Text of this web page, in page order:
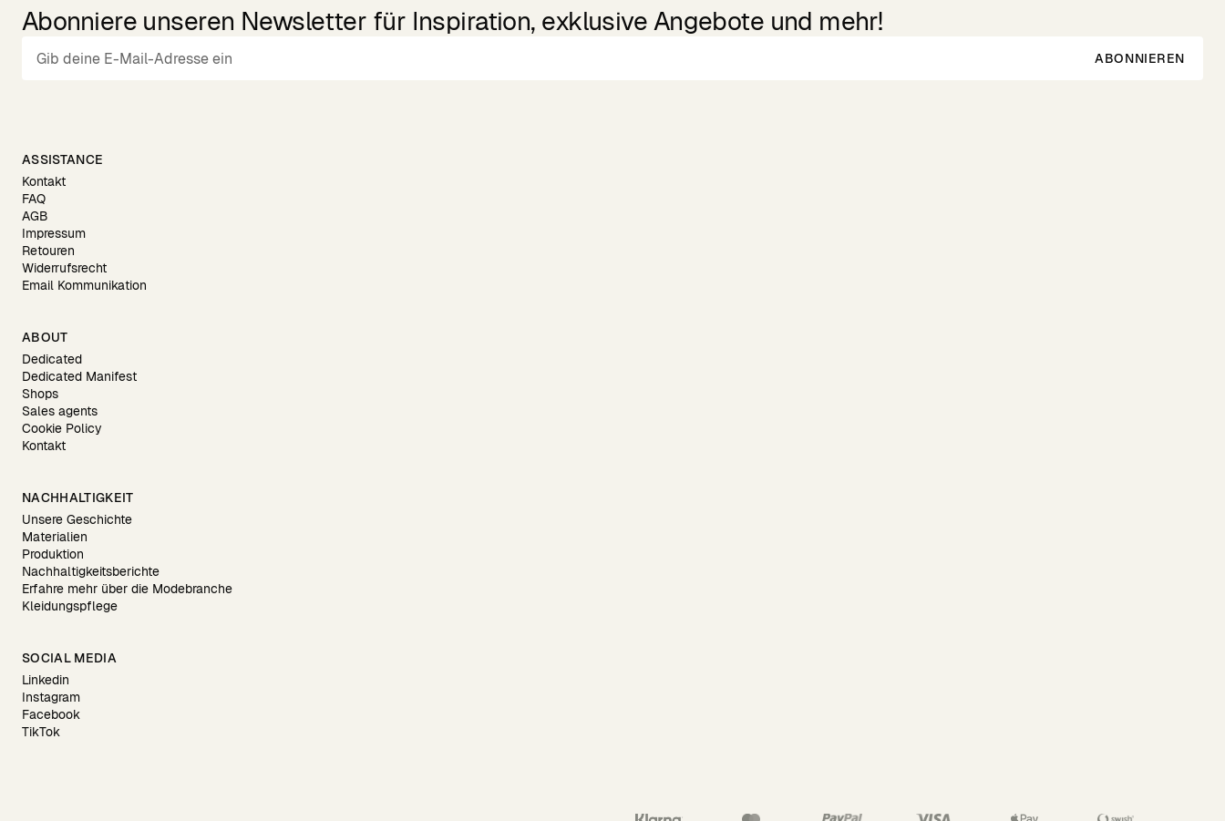
Abonniere unseren Newsletter für Inspiration, exklusive Angebote und mehr!
ABONNIEREN
ASSISTANCE
Kontakt
FAQ
AGB
Impressum
Retouren
Widerrufsrecht
Email Kommunikation
ABOUT
Dedicated
Dedicated Manifest
Shops
Sales agents
Cookie Policy
Kontakt
NACHHALTIGKEIT
Unsere Geschichte
Materialien
Produktion
Nachhaltigkeitsberichte
Erfahre mehr über die Modebranche
Kleidungspflege
SOCIAL MEDIA
Linkedin
Instagram
Facebook
TikTok